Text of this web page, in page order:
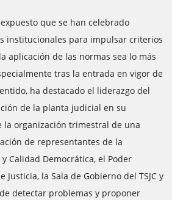
que se han celebrado
institucionales para impulsar criterios
aplicación de las normas sea lo más
tras la entrada en vigor de
ha destacado el liderazgo del
de la planta judicial en su
la organización trimestral de una
de representantes de la
y Calidad Democrática, el Poder
Justicia, la Sala de Gobierno del TSJC y
detectar problemas y proponer